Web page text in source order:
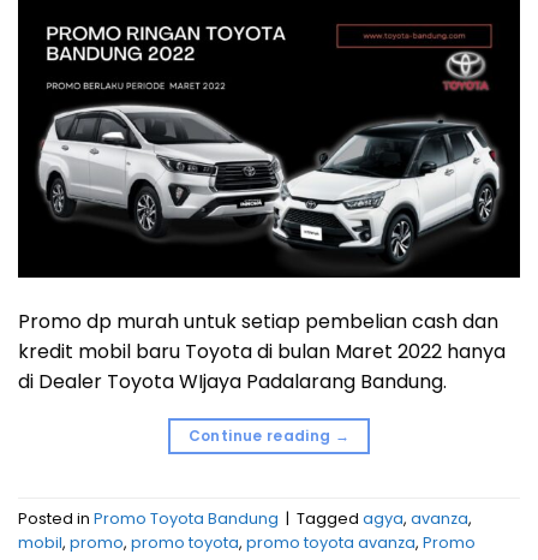
Promo dp murah untuk setiap pembelian cash dan
kredit mobil baru Toyota di bulan Maret 2022 hanya
di Dealer Toyota WIjaya Padalarang Bandung.
Continue reading →
Posted in Promo Toyota Bandung | Tagged agya, avanza,
mobil, promo, promo toyota, promo toyota avanza, Promo